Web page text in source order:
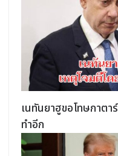
เนทันยาฮูขอโทษกาต
ทำอีก